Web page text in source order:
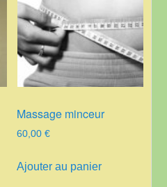
Massage minceur
60,00 €
Ajouter au panier